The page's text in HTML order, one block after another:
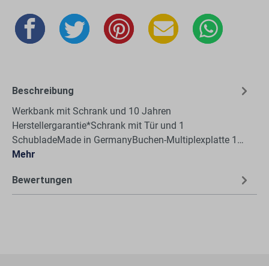
Beschreibung
Werkbank mit Schrank und 10 Jahren
Herstellergarantie*Schrank mit Tür und 1
SchubladeMade in GermanyBuchen-Multiplexplatte 1…
Mehr
Bewertungen